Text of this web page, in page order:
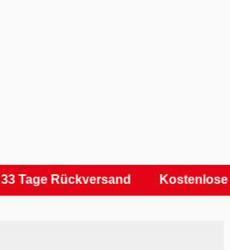
33 Tage Rückversand Kostenlose